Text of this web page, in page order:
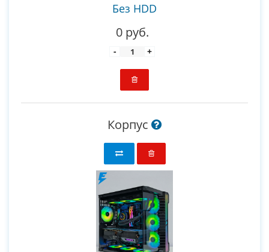
Без HDD
0 руб.
- +
Корпус